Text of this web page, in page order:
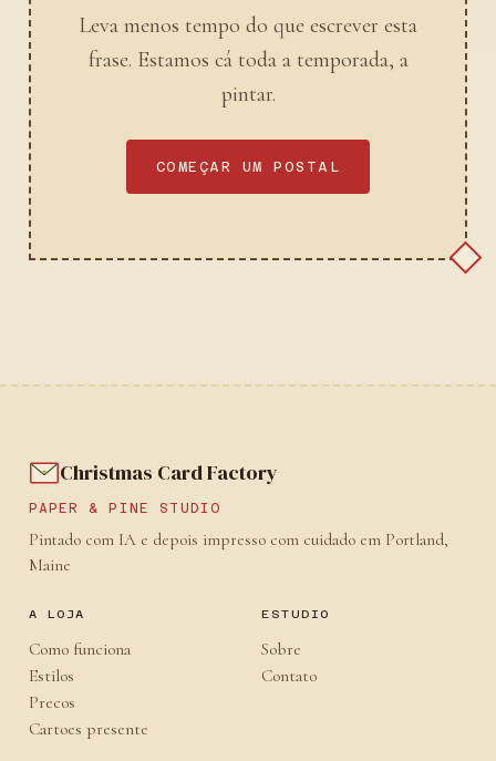
Leva menos tempo do que escrever esta
frase. Estamos cá toda a temporada, a
pintar.
COMEÇAR UM POSTAL
Christmas Card Factory
PAPER & PINE STUDIO
Pintado com IA e depois impresso com cuidado em Portland,
Maine
A LOJA
Como funciona
Estilos
Precos
Cartoes presente
ESTUDIO
Sobre
Contato